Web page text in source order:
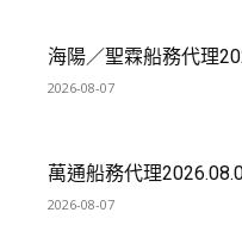
海陽／聖霖船務代理
2026-08-07
萬通船務代理
2026-08-07